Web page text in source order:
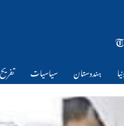
ہندوستان سیاسیات تفریح